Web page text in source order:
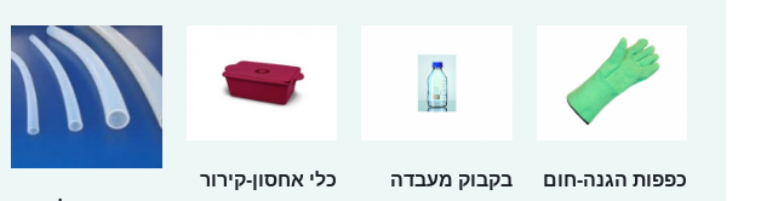
כפפות הגנה-חום בקבוק מעבדה
כלי אחסון-קירור